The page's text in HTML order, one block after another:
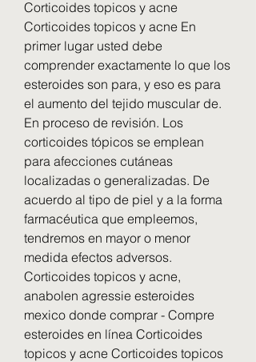
Corticoides topicos y acne
Corticoides topicos y acne En
primer lugar usted debe
comprender exactamente lo que los
esteroides son para, y eso es para
el aumento del tejido muscular de.
En proceso de revisión. Los
corticoides tópicos se emplean
para afecciones cutáneas
localizadas o generalizadas. De
acuerdo al tipo de piel y a la forma
farmacéutica que empleemos,
tendremos en mayor o menor
medida efectos adversos.
Corticoides topicos y acne,
anabolen agressie esteroides
mexico donde comprar - Compre
esteroides en línea Corticoides
topicos y acne Corticoides topicos